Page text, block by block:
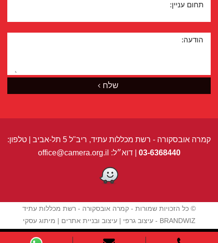
תחום עניין:
הודעה:
שלח
קמרה אובסקורה - רשת מכללות עתיד, ריב"ל 5 תל-אביב | טלפון:
03-6368440 | דוא״ל: office@camera.org.il
© כל הזכויות שמורות - קמרה אובסקורה - רשת מכללות עתיד
BRANDWIZ
-עיצוב גרפי |עיצוב ובניית אתרים | מיתוג עסקי